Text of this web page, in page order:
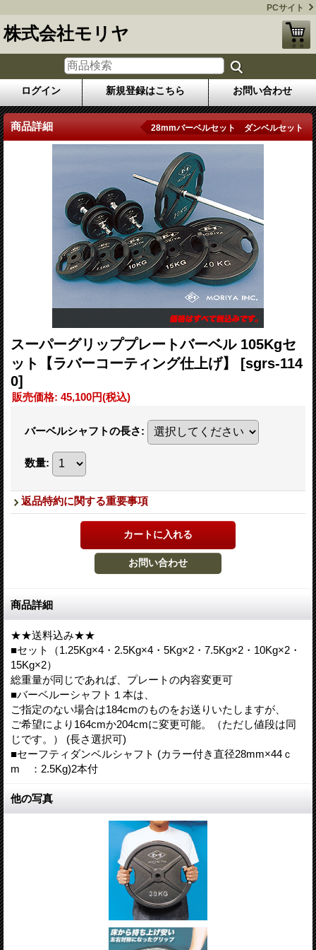
PCサイト
株式会社モリヤ
ログイン 新規登録はこちら お問い合わせ
商品詳細 28mmバーベルセット ダンベルセット
スーパーグリッププレートバーベル 105Kgセ
ット【ラバーコーティング仕上げ】 [sgrs-114
0]
販売価格: 45,100円(税込)
バーベルシャフトの長さ:
数量:
返品特約に関する重要事項
商品詳細
★★送料込み★★
■セット（1.25Kg×4・2.5Kg×4・5Kg×2・7.5Kg×2・10Kg×2・
15Kg×2）
総重量が同じであれば、プレートの内容変更可
■バーベルーシャフト１本は、
ご指定のない場合は184cmのものをお送りいたしますが、
ご希望により164cmか204cmに変更可能。（ただし値段は同
じです。） (長さ選択可)
■セーフティダンベルシャフト (カラー付き直径28mm×44ｃ
m ：2.5Kg)2本付
他の写真